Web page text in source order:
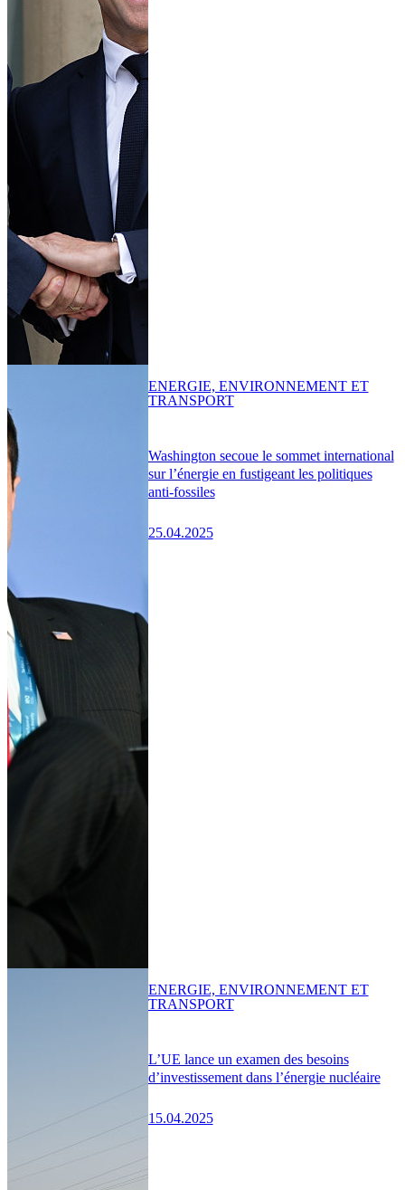
Washington secoue le sommet international
sur l’énergie en fustigeant les politiques
anti-fossiles
25.04.2025
ENERGIE, ENVIRONNEMENT ET
TRANSPORT
L’UE lance un examen des besoins
d’investissement dans l’énergie nucléaire
15.04.2025
ENERGIE, ENVIRONNEMENT ET
TRANSPORT